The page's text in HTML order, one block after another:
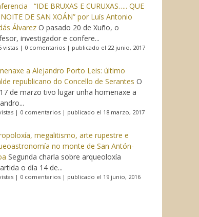
“IDE BRUXAS E CURUXAS….. QUE
DE SAN XOÁN” por Luís Antonio
Álvarez O pasado 20 de Xuño, o
investigador e confere...
vistas | 0 comentarios | publicado el 22 junio, 2017
a Alejandro Porto Leis: último
republicano do Concello de Serantes O
de marzo tivo lugar unha homenaxe a
| 0 comentarios | publicado el 18 marzo, 2017
megalitismo, arte rupestre e
no monte de San Antón-
Segunda charla sobre arqueoloxía
o día 14 de...
| 0 comentarios | publicado el 19 junio, 2016